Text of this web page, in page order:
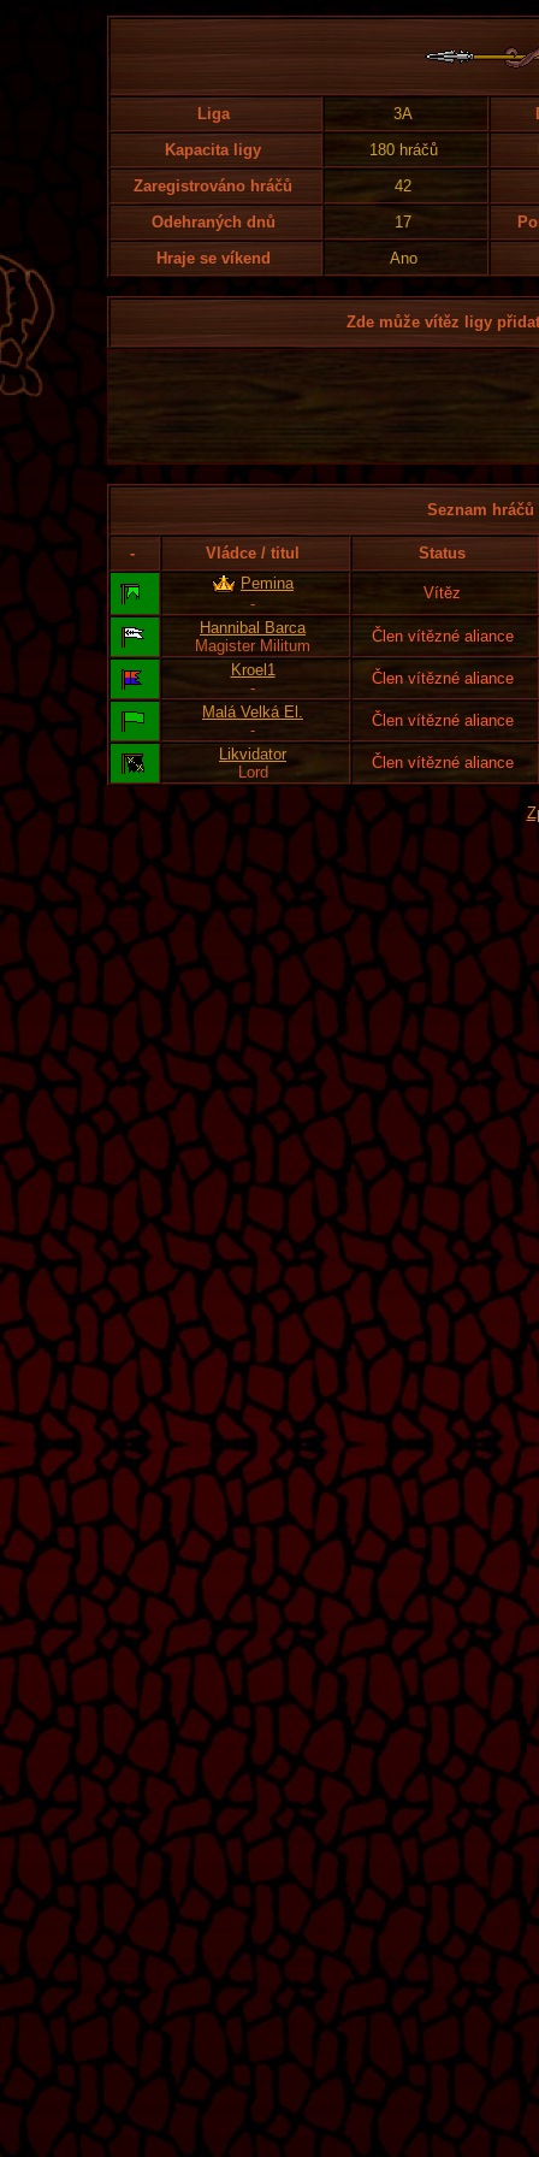
Liga 3A
Kapacita ligy
180 hráčů
Zaregistrováno hráčů
42
Odehraných dnů
17
Hraje se víkend
Ano
Zde může vítěz ligy
Seznam
- Vládce / titul
Status
Pemina
-
Vítěz
Hannibal Barca
Magister Militum
Člen vítězné aliance
Kroel1
-
Člen vítězné aliance
Malá Velká El.
-
Člen vítězné aliance
Likvidator
Lord
Člen vítězné aliance